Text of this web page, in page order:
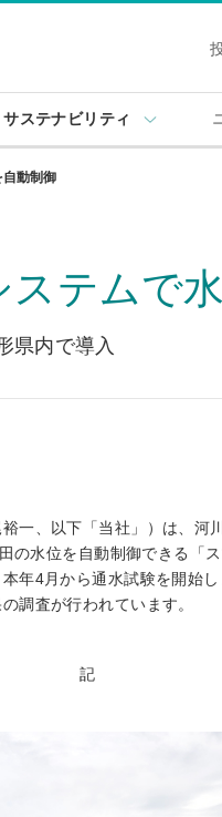
サステナビリティ
自動制御
テムで
県内で導入
一、以下「当社」）は、河
の水位を自動制御できる「
年4月から通水試験を開始
調査が行われています。
記